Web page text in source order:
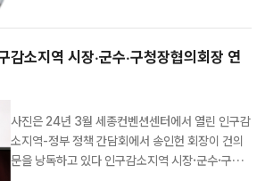
하다 열사병으로 숨지는 안타까운 사례도 이어지고
있다. 이제 폭염은 단순한 계절 현상이 아니라 국민
의 생명과 안전을 위협하는 재난이다. 그 어느 때보
감소지역 시장·군수·구청장협의회장 연
사진은 24년 3월 세종컨벤션센터에서 열린 인구감
소지역-정부 정책 간담회에서 송인헌 회장이 건의
문을 낭독하고 있다 인구감소지역 시장·군수·구청